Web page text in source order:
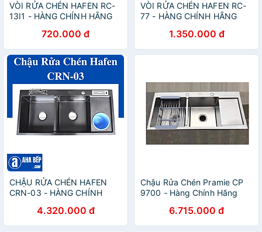
VÒI RỬA CHÉN HAFEN RC-
13I1 - HÀNG CHÍNH HÃNG
720.000 đ
VÒI RỬA CHÉN HAFEN RC-
77 - HÀNG CHÍNH HÃNG
1.350.000 đ
CHẬU RỬA CHÉN HAFEN
CRN-03 - HÀNG CHÍNH
4.320.000 đ
Chậu Rửa Chén Pramie CP
9700 - Hàng Chính Hãng
6.715.000 đ